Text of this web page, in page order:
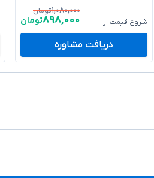
شروع قیمت از
۱,۰۸۰,۰۰۰تومان
۸۹۸,۰۰۰تومان
دریافت مشاوره